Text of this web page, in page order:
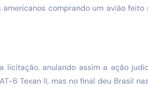
comprando um avião feito
licitação, anulando assim a ação
6 Texan II, mas no final deu Brasil